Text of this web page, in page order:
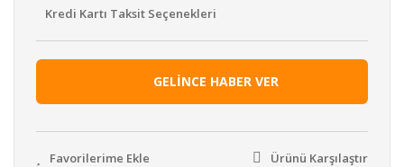
Kredi Kartı Taksit Seçenekleri
GELİNCE HABER VER
Ürünü Karşılaştır